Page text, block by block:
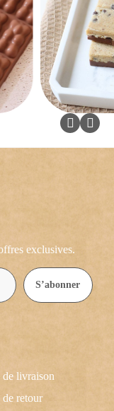
livraison
retour
exclusives.
S’abonner